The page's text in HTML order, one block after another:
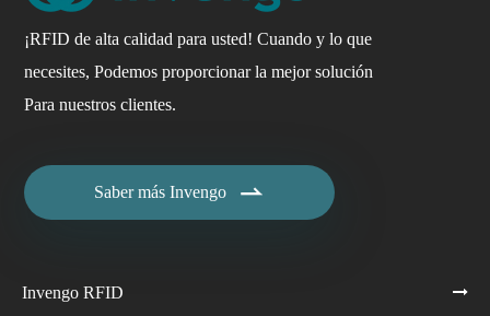
¡RFID de alta calidad para usted! Cuando y lo que
necesites, Podemos proporcionar la mejor solución
Para nuestros clientes.
Saber más Invengo 
Invengo RFID